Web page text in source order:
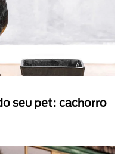
seu pet: cachorro